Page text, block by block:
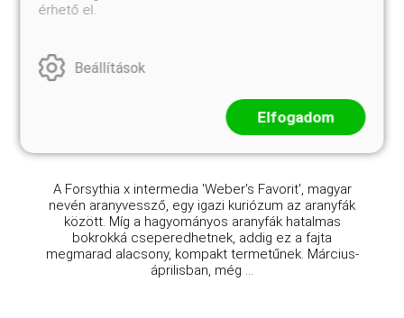
Weber's Favorit pompás aranyfa, aranyvessző
Eredeti ár
Kosárba
A Forsythia x intermedia 'Weber's Favorit', magyar
nevén aranyvessző, egy igazi kuriózum az aranyfák
között. Míg a hagyományos aranyfák hatalmas
bokrokká cseperedhetnek, addig ez a fajta
megmarad alacsony, kompakt termetűnek. Március-
áprilisban, még ...
érhető el.
Beállítások
Elfogadom